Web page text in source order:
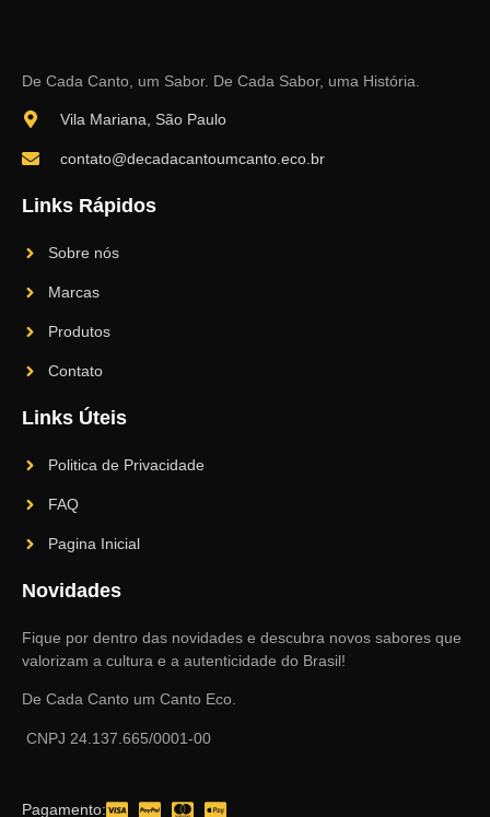
De Cada Canto, um Sabor. De Cada Sabor, uma História.
Vila Mariana, São Paulo
contato@decadacantoumcanto.eco.br
Links Rápidos
Sobre nós
Marcas
Produtos
Contato
Links Úteis
Politica de Privacidade
FAQ
Pagina Inicial
Novidades
Fique por dentro das novidades e descubra novos sabores que
valorizam a cultura e a autenticidade do Brasil!
De Cada Canto um Canto Eco.
CNPJ 24.137.665/0001-00
Pagamento: